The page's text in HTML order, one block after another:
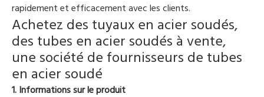
rapidement et efficacement avec les clients.
Achetez des tuyaux en acier soudés,
des tubes en acier soudés à vente,
une société de fournisseurs de tubes
en acier soudé
1. Informations sur le produit